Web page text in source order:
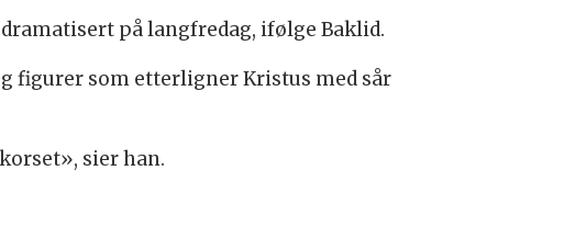
på langfredag, ifølge Baklid.
figurer som etterligner Kristus med sår
sier han.